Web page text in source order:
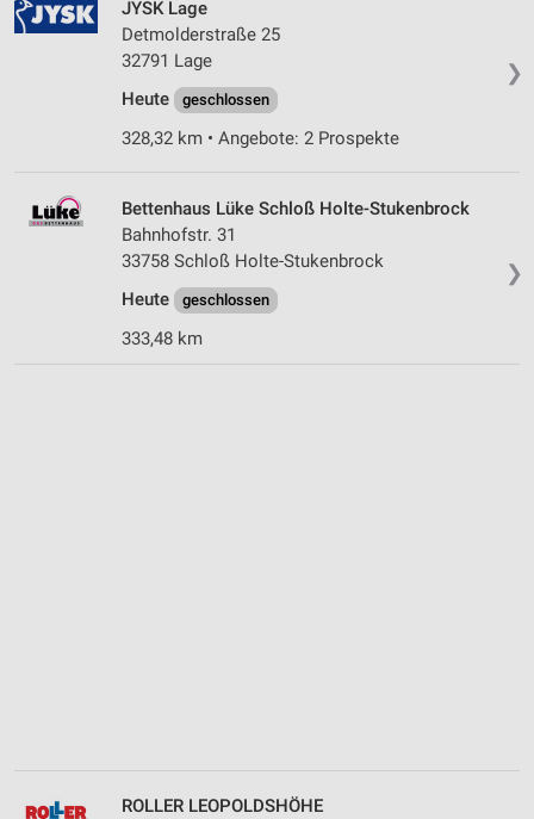
❯
JYSK Lage
Detmolderstraße 25
32791 Lage
Heute
geschlossen
328,32 km • Angebote: 2 Prospekte
❯
Bettenhaus Lüke Schloß Holte-Stukenbrock
Bahnhofstr. 31
33758 Schloß Holte-Stukenbrock
Heute
geschlossen
333,48 km
ROLLER LEOPOLDSHÖHE